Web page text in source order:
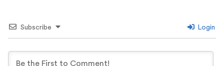
Subscribe Login